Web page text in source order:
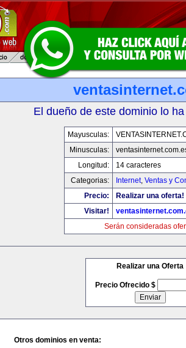
El dueño de este dominio lo
Mayusculas:
Minusculas:
Longitud:
14 caracteres
Categorias:
Internet, Ventas y
Precio:
Realizar una oferta!
Visitar!
Serán consideradas
Realizar una Oferta
Precio Ofrecido $
Otros dominios en venta: